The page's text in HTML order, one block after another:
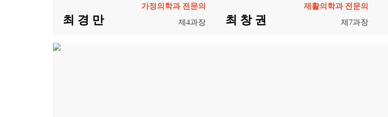
가정의학과 전문의
최 경 만 제4과장
재활의학과 전문의
최 창 권 제7과장